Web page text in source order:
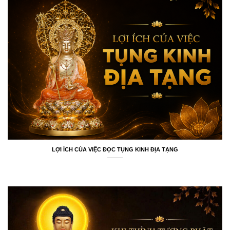
LỢI ÍCH CỦA VIỆC ĐỌC TỤNG KINH ĐỊA TẠNG